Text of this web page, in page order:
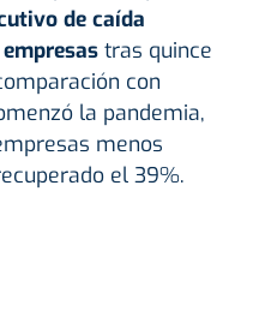
de caída
tras quince
con
la pandemia,
menos
el 39%.